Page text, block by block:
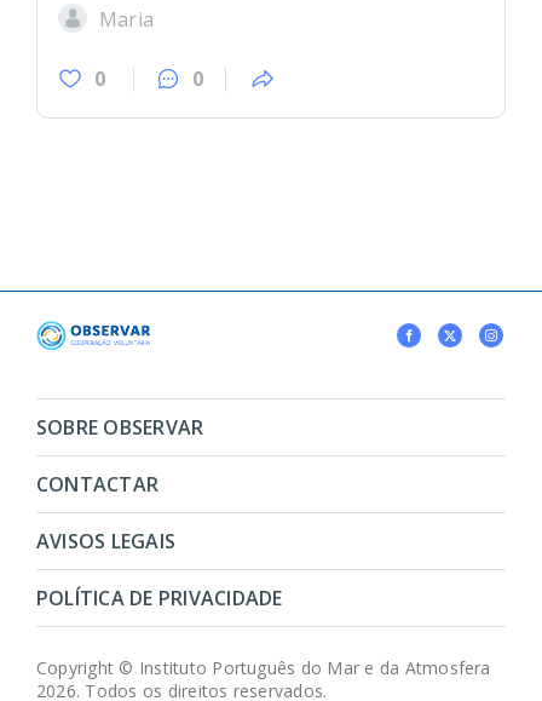
Maria
0 0
SOBRE OBSERVAR
CONTACTAR
AVISOS LEGAIS
POLÍTICA DE PRIVACIDADE
Copyright © Instituto Português do Mar e da Atmosfera
2026. Todos os direitos reservados.